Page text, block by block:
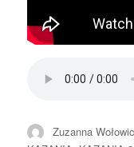
Autor
Zuzanna